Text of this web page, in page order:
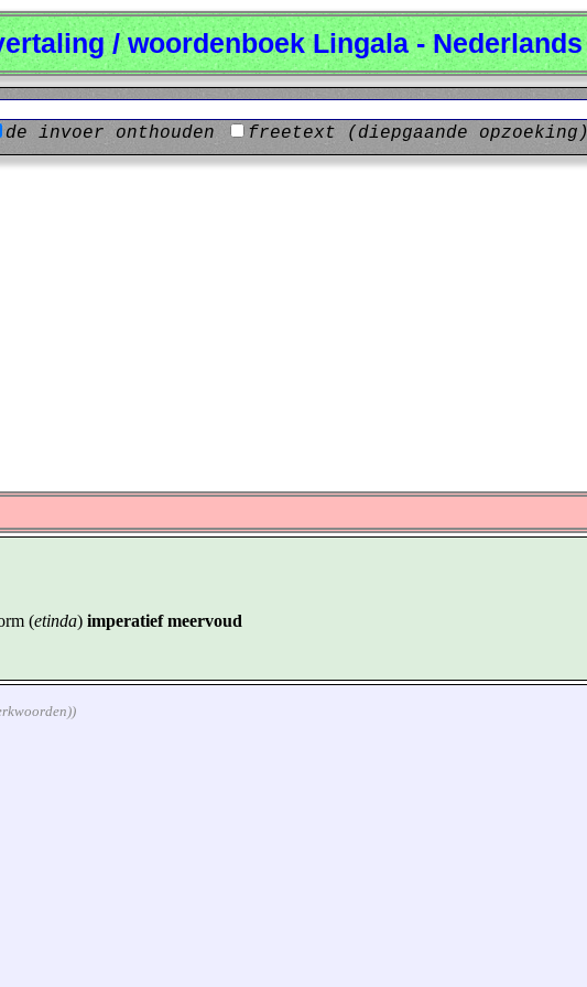
/ woordenboek Lingala - Nederlands
de invoer onthouden
freetext (diepgaande opzoeking)
(etinda) imperatief meervoud